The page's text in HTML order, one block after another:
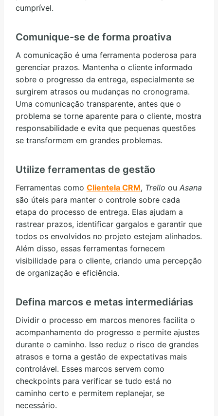
cumprível.
Comunique-se de forma proativa
A comunicação é uma ferramenta poderosa para
gerenciar prazos. Mantenha o cliente informado
sobre o progresso da entrega, especialmente se
surgirem atrasos ou mudanças no cronograma.
Uma comunicação transparente, antes que o
problema se torne aparente para o cliente, mostra
responsabilidade e evita que pequenas questões
se transformem em grandes problemas.
Utilize ferramentas de gestão
Ferramentas como Clientela CRM, Trello ou Asana
são úteis para manter o controle sobre cada
etapa do processo de entrega. Elas ajudam a
rastrear prazos, identificar gargalos e garantir que
todos os envolvidos no projeto estejam alinhados.
Além disso, essas ferramentas fornecem
visibilidade para o cliente, criando uma percepção
de organização e eficiência.
Defina marcos e metas intermediárias
Dividir o processo em marcos menores facilita o
acompanhamento do progresso e permite ajustes
durante o caminho. Isso reduz o risco de grandes
atrasos e torna a gestão de expectativas mais
controlável. Esses marcos servem como
checkpoints para verificar se tudo está no
caminho certo e permitem replanejar, se
necessário.